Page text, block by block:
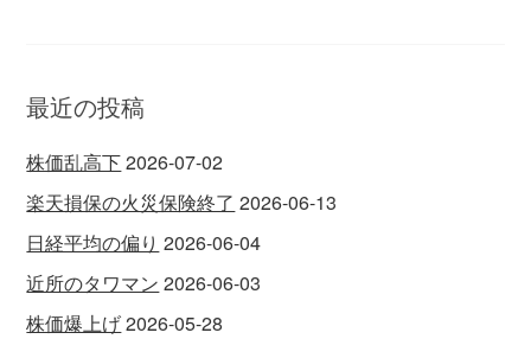
最近の投稿
株価乱高下2026-07-02
楽天損保の火災保険終了 2026-06-13
日経平均の偏り 2026-06-04
近所のタワマン 2026-06-03
株価爆上げ2026-05-28